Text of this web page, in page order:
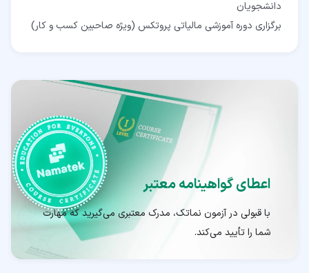
برگزاری دوره آموزشی مالیاتی پروتکس (ویژه صاحبین کسب و کار)
اعطای گواهینامه معتبر
با قبولی در آزمون نماتک، مدرک معتبری می‌گیرید که مهارت
شما را تأیید می‌کند.